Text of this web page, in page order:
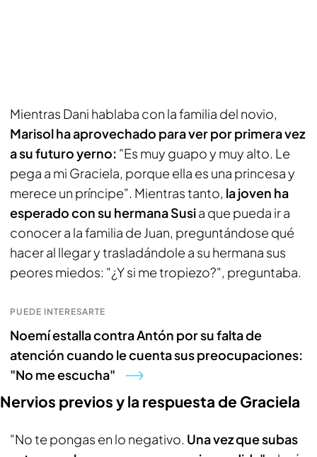
Mientras Dani hablaba con la familia del novio,
Marisol ha aprovechado para ver por primera vez
a su futuro yerno: "Es muy guapo y muy alto. Le
pega a mi Graciela, porque ella es una princesa y
merece un príncipe". Mientras tanto, la joven ha
esperado con su hermana Susia que pueda ir a
conocer a la familia de Juan, preguntándose qué
hacer al llegar y trasladándole a su hermana sus
peores miedos: "¿Y si me tropiezo?", preguntaba.
PUEDE INTERESARTE
Noemí estalla contra Antón por su falta de
atención cuando le cuenta sus preocupaciones:
"No me escucha"
Nervios previos y la respuesta de Graciela
"No te pongas en lo negativo. Una vez que subas